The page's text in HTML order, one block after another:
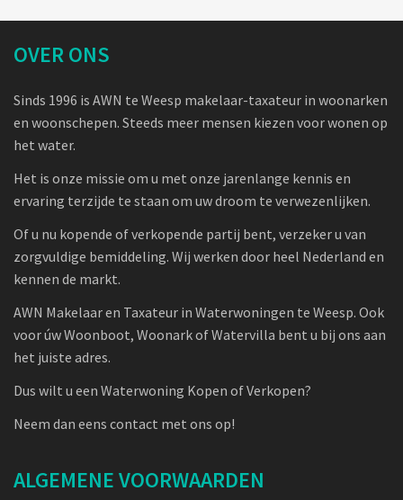
OVER ONS
Sinds 1996 is AWN te Weesp makelaar-taxateur in woonarken
en woonschepen. Steeds meer mensen kiezen voor wonen op
het water.
Het is onze missie om u met onze jarenlange kennis en
ervaring terzijde te staan om uw droom te verwezenlijken.
Of u nu kopende of verkopende partij bent, verzeker u van
zorgvuldige bemiddeling. Wij werken door heel Nederland en
kennen de markt.
AWN Makelaar en Taxateur in Waterwoningen te Weesp. Ook
voor úw Woonboot, Woonark of Watervilla bent u bij ons aan
het juiste adres.
Dus wilt u een Waterwoning Kopen of Verkopen?
Neem dan eens contact met ons op!
ALGEMENE VOORWAARDEN